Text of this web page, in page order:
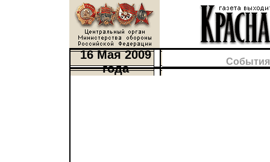
16 Мая 2009
года